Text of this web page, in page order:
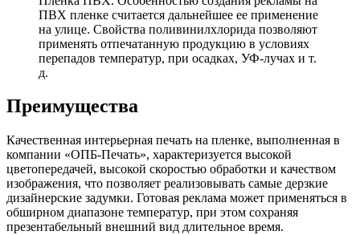
ПВХ пленке считается дальнейшее ее применение
на улице. Свойства поливинилхлорида позволяют
применять отпечатанную продукцию в условиях
перепадов температур, при осадках, УФ-лучах и т.
д.
Преимущества
Качественная интерьерная печать на пленке, выполненная в
компании «ОПБ-Печать», характеризуется высокой
цветопередачей, высокой скоростью обработки и качеством
изображения, что позволяет реализовывать самые дерзкие
дизайнерские задумки. Готовая реклама может применяться в
обширном диапазоне температур, при этом сохраняя
презентабельный внешний вид длительное время.